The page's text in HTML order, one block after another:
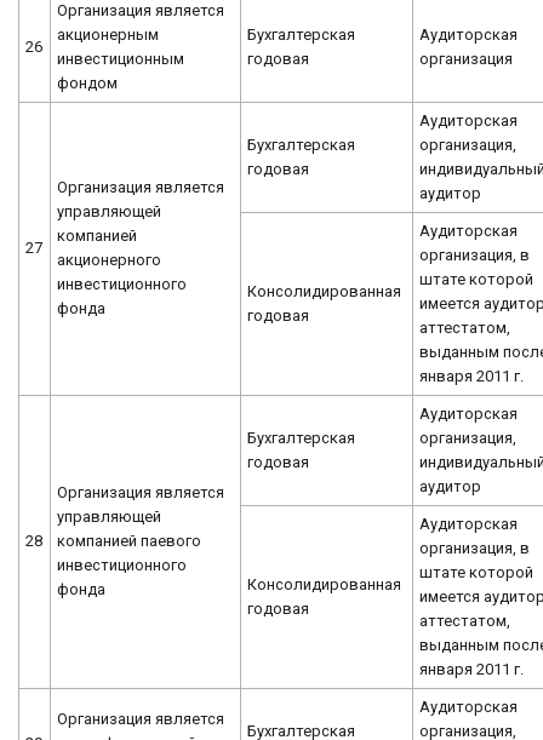
26
Организация является
акционерным
инвестиционным
фондом
Бухгалтерская
годовая
Аудиторская
организация
27
Организация является
управляющей
компанией
акционерного
инвестиционного
фонда
Бухгалтерская
годовая
Аудиторская
организация,
аудитор
Консолидированная
годовая
Аудиторская
организация, в
штате которой
имеется
аттестатом,
выданным
января 2011 г.
28
Организация является
управляющей
компанией паевого
инвестиционного
фонда
Бухгалтерская
годовая
Аудиторская
организация,
аудитор
Консолидированная
годовая
Аудиторская
организация, в
штате которой
имеется
аттестатом,
выданным
января 2011 г.
Организация является
Бухгалтерская
Аудиторская
организация,